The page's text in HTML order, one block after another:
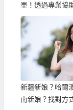
單！透過專業協
單身！
新疆新娘？哈爾
南新娘？找對方